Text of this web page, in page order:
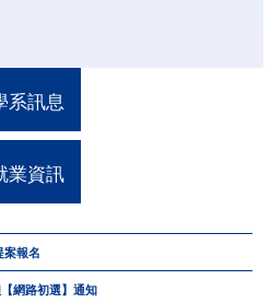
系訊息
業資訊
案報名
網路初選】通知